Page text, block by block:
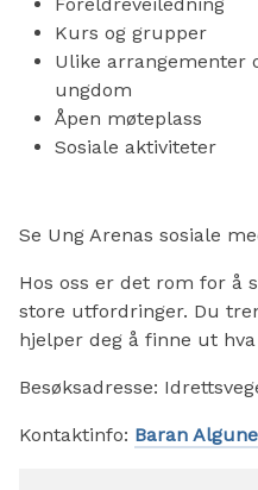
Kurs og grupper
Ulike arrangementer
ungdom
Åpen møteplass
Sosiale aktiviteter
Se Ung Arenas sosiale
Hos oss er det rom for å
store utfordringer. Du
hjelper deg å finne ut
Besøksadresse:
Kontaktinfo: Baran